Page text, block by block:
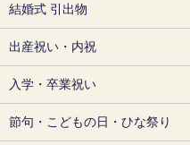
結婚式 引出物
出産祝い・内祝
入学・卒業祝い
節句・こどもの日・ひな祭り